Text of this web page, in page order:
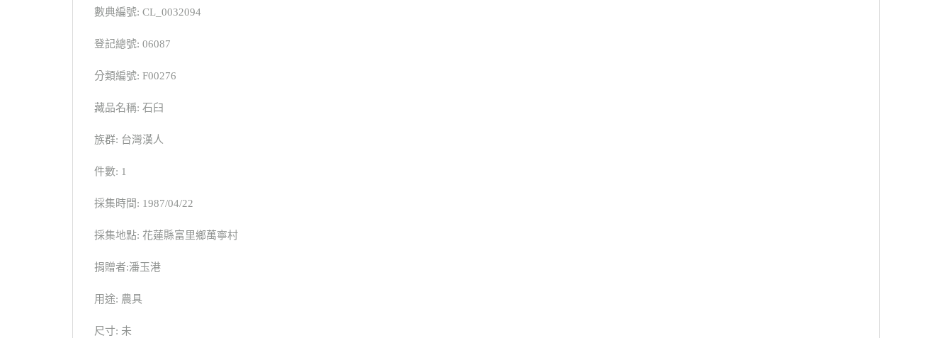
數典編號: CL_0032094
登記總號: 06087
分類編號: F00276
藏品名稱: 石臼
族群: 台灣漢人
件數: 1
採集時間: 1987/04/22
採集地點: 花蓮縣富里鄉萬寧村
捐贈者:潘玉港
用途: 農具
尺寸: 未